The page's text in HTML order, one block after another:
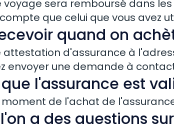
sera remboursé dans
que celui que vous avez
quand on
d'assurance à
envoyer une demande à
l'assurance est
de l'achat de
a des questions